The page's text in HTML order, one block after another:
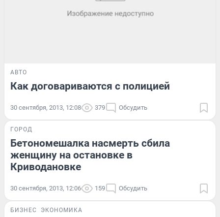
АВТО
Как договариваются с полицией
30 сентября, 2013, 12:08 379 Обсудить
ГОРОД
Бетономешалка насмерть сбила
женщину на остановке в
Криводановке
30 сентября, 2013, 12:06 159 Обсудить
БИЗНЕС ЭКОНОМИКА